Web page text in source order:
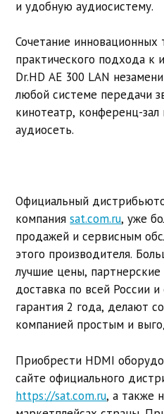
и удобную аудиосистему.
Сочетание инновационных
практического подхода к
Dr.HD AE 300 LAN
любой системе передачи
кинотеатр, конференц-зал
аудиосеть.
Официальный
компанияsat.com.ru, уже
продажей и сервисным
этого производителя.
лучшие цены,
доставка по всей России
гарантия 2 года, делают
компанией простым и
Приобрести HDMI
сайте официального
https://sat.com.ru, а также